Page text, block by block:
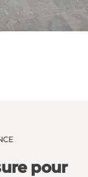
pour